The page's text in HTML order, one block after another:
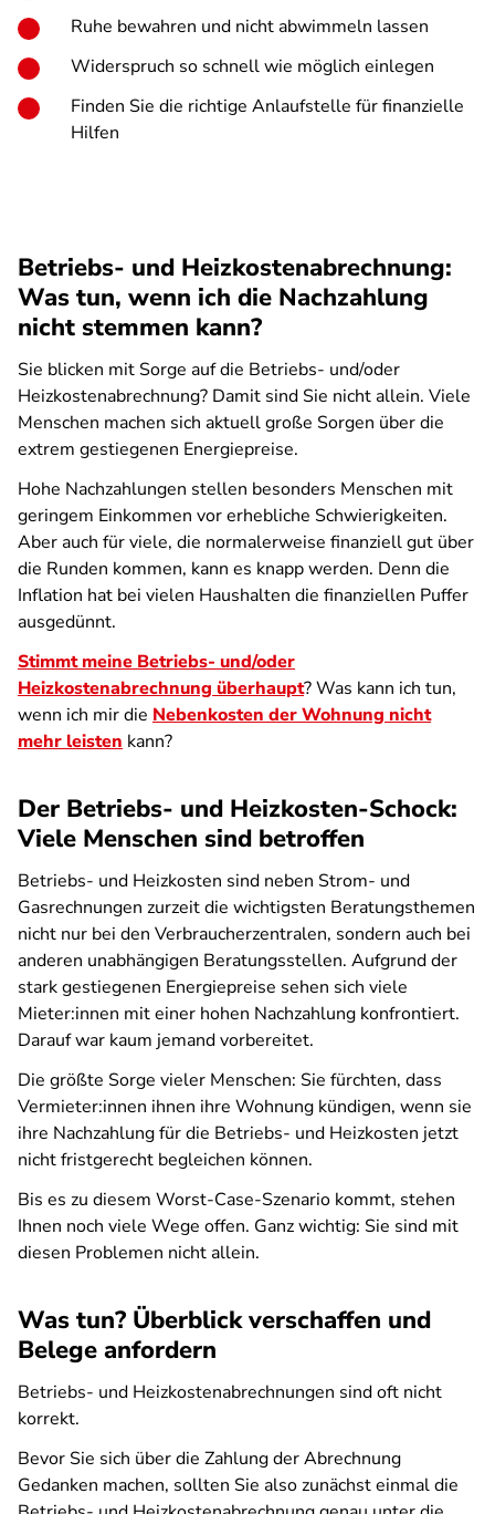
Ruhe bewahren und nicht abwimmeln lassen
Widerspruch so schnell wie möglich einlegen
Finden Sie die richtige Anlaufstelle für finanzielle
Hilfen
Betriebs- und Heizkostenabrechnung:
Was tun, wenn ich die Nachzahlung
nicht stemmen kann?
Sie blicken mit Sorge auf die Betriebs- und/oder
Heizkostenabrechnung? Damit sind Sie nicht allein. Viele
Menschen machen sich aktuell große Sorgen über die
extrem gestiegenen Energiepreise.
Hohe Nachzahlungen stellen besonders Menschen mit
geringem Einkommen vor erhebliche Schwierigkeiten.
Aber auch für viele, die normalerweise finanziell gut über
die Runden kommen, kann es knapp werden. Denn die
Inflation hat bei vielen Haushalten die finanziellen Puffer
ausgedünnt.
Stimmt meine Betriebs- und/oder
Heizkostenabrechnung überhaupt? Was kann ich tun,
wenn ich mir die Nebenkosten der Wohnung nicht
mehr leisten kann?
Der Betriebs- und Heizkosten-Schock:
Viele Menschen sind betroffen
Betriebs- und Heizkosten sind neben Strom- und
Gasrechnungen zurzeit die wichtigsten Beratungsthemen
nicht nur bei den Verbraucherzentralen, sondern auch bei
anderen unabhängigen Beratungsstellen. Aufgrund der
stark gestiegenen Energiepreise sehen sich viele
Mieter:innen mit einer hohen Nachzahlung konfrontiert.
Darauf war kaum jemand vorbereitet.
Die größte Sorge vieler Menschen: Sie fürchten, dass
Vermieter:innen ihnen ihre Wohnung kündigen, wenn sie
ihre Nachzahlung für die Betriebs- und Heizkosten jetzt
nicht fristgerecht begleichen können.
Bis es zu diesem Worst-Case-Szenario kommt, stehen
Ihnen noch viele Wege offen. Ganz wichtig: Sie sind mit
diesen Problemen nicht allein.
Was tun? Überblick verschaffen und
Belege anfordern
Betriebs- und Heizkostenabrechnungen sind oft nicht
korrekt.
Bevor Sie sich über die Zahlung der Abrechnung
Gedanken machen, sollten Sie also zunächst einmal die